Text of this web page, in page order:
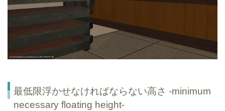
最低限浮かせなければならない高さ -minimum
necessary floating height-